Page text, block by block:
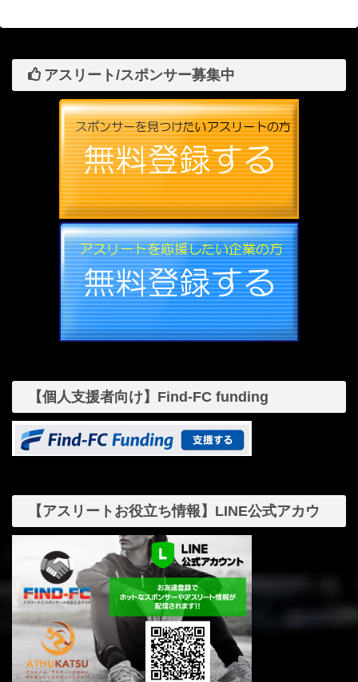
アスリート/スポンサー募集中
【個人支援者向け】Find-FC funding
【アスリートお役立ち情報】LINE公式アカウ